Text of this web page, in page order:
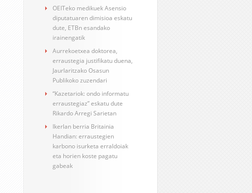
OEITeko medikuek Asensio
diputatuaren dimisioa eskatu
dute, ETBn esandako
irainengatik
Aurrekoetxea doktorea,
erraustegia justifikatu duena,
Jaurlaritzako Osasun
Publikoko zuzendari
“Kazetariok: ondo informatu
erraustegiaz” eskatu dute
Rikardo Arregi Sarietan
Ikerlan berria Britainia
Handian: erraustegien
karbono isurketa erraldoiak
eta horien koste pagatu
gabeak